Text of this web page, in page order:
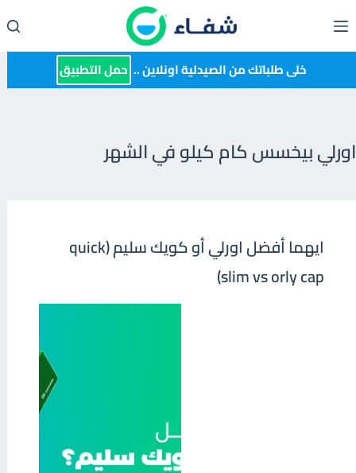
إلى
المحتوى خلى طلباتك من الصيدلية اونلاين .. حمل التطبيق
اورلي بيخسس كام كيلو في الشهر
ايهما أفضل اورلي أو كويك سليم (quick
slim vs orly cap)